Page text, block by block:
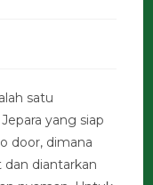
satu
yang siap
door, dimana
diantarkan